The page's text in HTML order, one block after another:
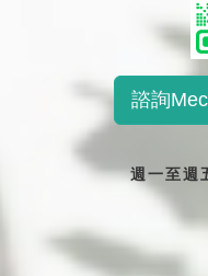
諮詢
週一至